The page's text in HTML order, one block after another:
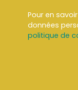
Pour en
données
politique de